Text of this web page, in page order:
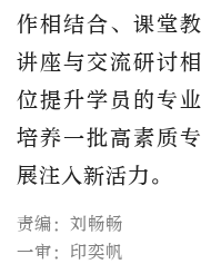
作相结合、课堂
讲座与交流研讨
位提升学员的专
培养一批高素质
展注入新活力。
责编：刘畅畅
一审：印奕帆